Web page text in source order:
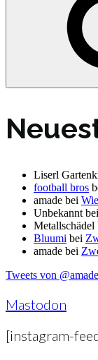
Liserl
football bros
amade bei
Unbekannt bei
Metallschädel
Bluumi bei
amade bei
Tweets von
Mastodon
[instagram-